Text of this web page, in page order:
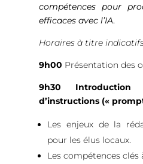
compétences pour
efficaces avec l’IA.
Horaires à titre
9h00 Présentation des
9h30
d’instructions («
Les enjeux de la
pour les élus locaux.
Les compétences clés